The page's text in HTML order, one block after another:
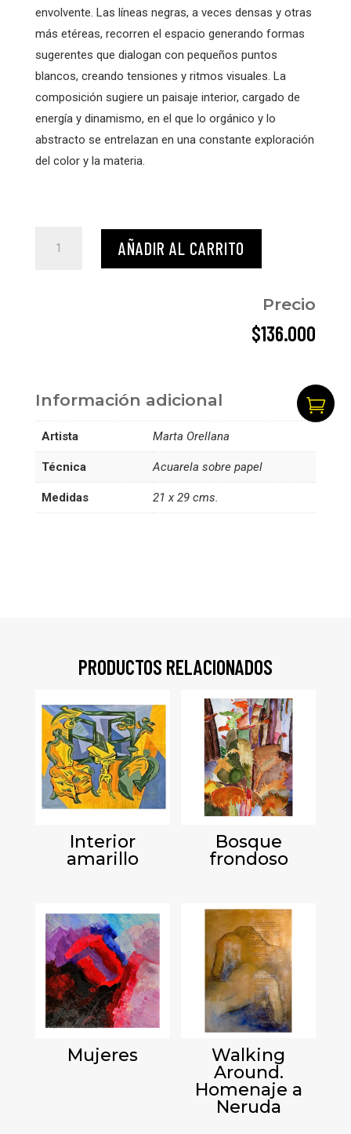
envolvente. Las líneas negras, a veces densas y otras
más etéreas, recorren el espacio generando formas
sugerentes que dialogan con pequeños puntos
blancos, creando tensiones y ritmos visuales. La
composición sugiere un paisaje interior, cargado de
energía y dinamismo, en el que lo orgánico y lo
abstracto se entrelazan en una constante exploración
del color y la materia.
AÑADIR AL CARRITO
Precio
$136.000
Información adicional
Artista Marta Orellana
Técnica Acuarela sobre papel
Medidas 21 x 29 cms.
PRODUCTOS RELACIONADOS
Interior
amarillo
Bosque
frondoso
Mujeres
Walking
Around.
Homenaje a
Neruda
